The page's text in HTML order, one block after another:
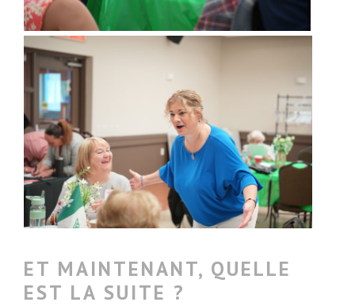
ET MAINTENANT, QUELLE
EST LA SUITE ?